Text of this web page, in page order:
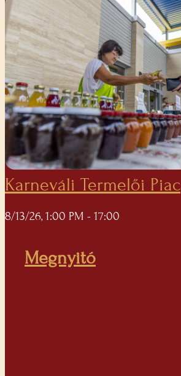
Karneváli Termelői Piac
8/13/26, 1:00 PM - 17:00
Megnyitó